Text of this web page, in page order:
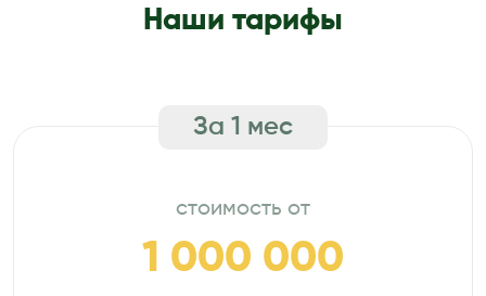
Наши тарифы
За 1 мес
стоимость от
1 000 000